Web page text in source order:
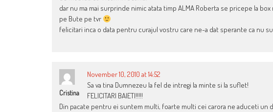
dar nu ma mai surprinde nimic atata timp ALMA Roberta se pricepe la
pe Bute pe tvr
felicitari inca o data pentru curajul vostru care ne-a dat sperante ca nu
Cristina
November 10, 2010 at 14:52
Sa va tina Dumnezeu la fel de intregi la minte si la suflet!
FELICITARI BAIETI!!!!!
Din pacate pentru ei suntem multi, foarte multi cei carora ne aduceti un